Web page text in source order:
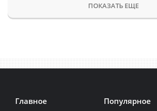
ПОКАЗАТЬ ЕЩЕ
Главное Популярное